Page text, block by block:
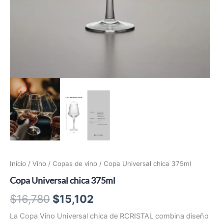
Inicio / Vino / Copas de vino / Copa Universal chica 375ml
Copa Universal chica 375ml
$16,780 El
precio
$15,102
precio
La Copa Vino Universal chica de RCRISTAL combina diseño